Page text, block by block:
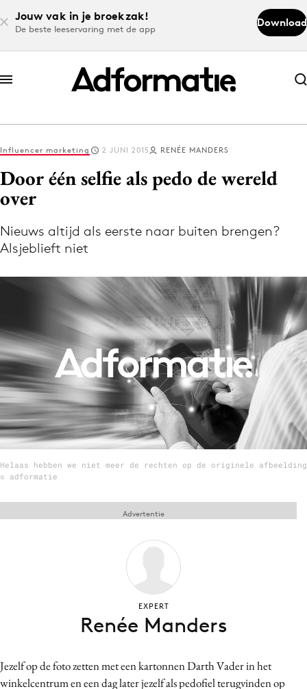
Jouw vak in je broekzak!
De beste leeservaring met de app
Download
Abonneer nu
Abonneer nu
Log in
Volg het laatste nieuws via de Adformatie
Menu
Home
9 sept: GenAI-training
12 nov: MarketingLive!
Adverteren
Events
Carriere
Influencer marketing 2 JUNI 2015 RENÉE MANDERS
Door één selfie als pedo de wereld
over
Nieuws altijd als eerste naar buiten brengen?
Alsjeblieft niet
Helaas hebben we niet meer de rechten op de originele afbeelding
© adformatie
Jezelf op de foto zetten met een kartonnen Darth Vader in het
winkelcentrum en een dag later jezelf als pedofiel terugvinden op
Advertentie
EXPERT
Renée Manders